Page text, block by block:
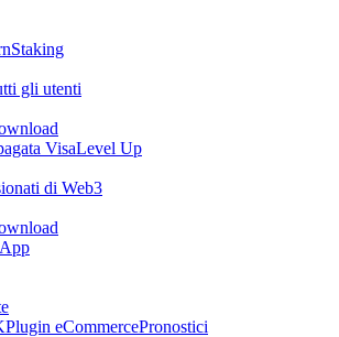
Staking
gli utenti
VisaLevel Up
di Web3
Plugin eCommercePronostici